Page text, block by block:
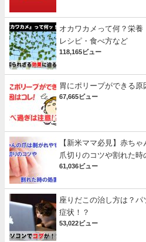
オカワカメって何？栄
レシピ・食べ方など
118,165ビュー
胃にポリープができる原
67,665ビュー
【新米ママ必見】赤ち
爪切りのコツや割れた時
61,036ビュー
座りだこの治し方は？
症状！？
53,022ビュー